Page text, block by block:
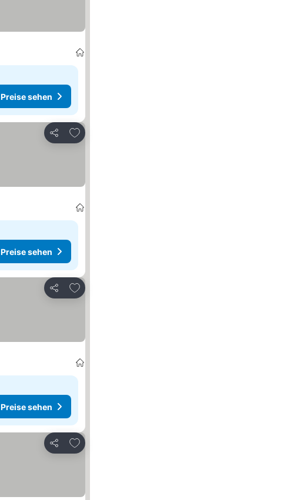
Preise sehen
Teilen
Zu Favoriten hinzufügen
Preise sehen
Teilen
Zu Favoriten hinzufügen
Preise sehen
Teilen
Zu Favoriten hinzufügen